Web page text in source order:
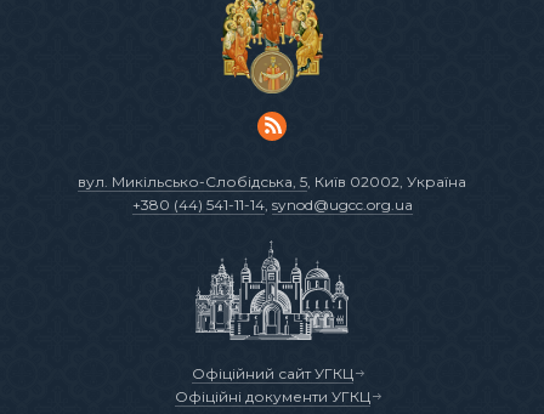
вул. Микільсько-Слобідська, 5, Київ 02002, Україна
+380 (44) 541-11-14, synod@ugcc.org.ua
Офіційний сайт УГКЦ
Офіційні документи УГКЦ